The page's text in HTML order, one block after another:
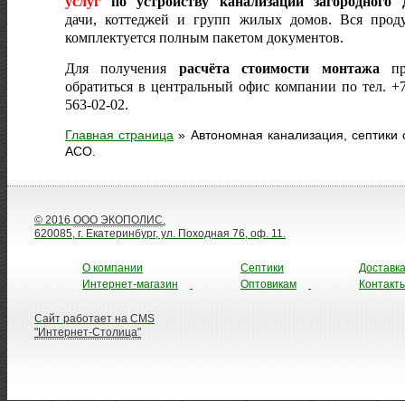
дачи, коттеджей и групп жилых домов. Вся
комплектуется полным пакетом документов.
Для получения расчёта стоимости монтажа
обратиться в центральный офис компании по тел.
563-02-02.
Главная страница » Автономная канализация, септики
АСО.
© 2016 ООО ЭКОПОЛИС.
620085, г. Екатеринбург, ул. Походная 76, оф. 11.
О компании
Интернет-магазин
Септики
Оптовикам
Доставка
Сайт работает на CMS
"Интернет-Столица"